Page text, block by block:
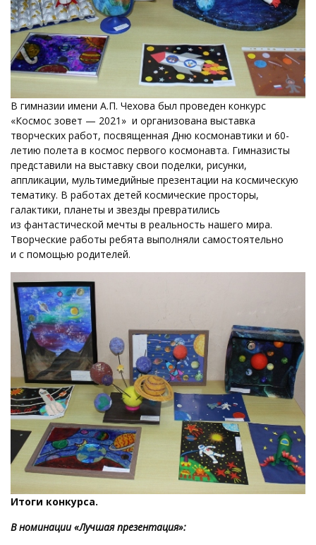
В гимназии имени А.П. Чехова был проведен конкурс
«Космос зовет — 2021» и организована выставка
творческих работ, посвященная Дню космонавтики и 60-
летию полета в космос первого космонавта. Гимназисты
представили на выставку свои поделки, рисунки,
аппликации, мультимедийные презентации на космическую
тематику. В работах детей космические просторы,
галактики, планеты и звезды превратились
из фантастической мечты в реальность нашего мира.
Творческие работы ребята выполняли самостоятельно
и с помощью родителей.
Итоги конкурса.
В номинации «Лучшая презентация»: